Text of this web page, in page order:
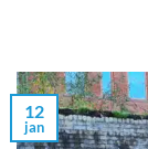
12
jan